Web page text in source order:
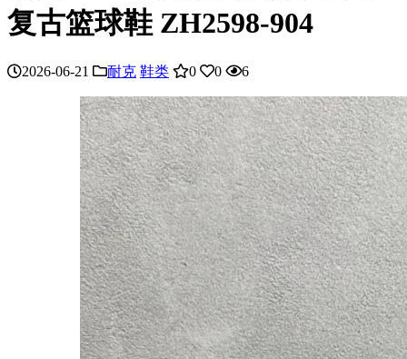
复古篮球鞋 ZH2598-904
2026-06-21 耐克 鞋类 0 0 6